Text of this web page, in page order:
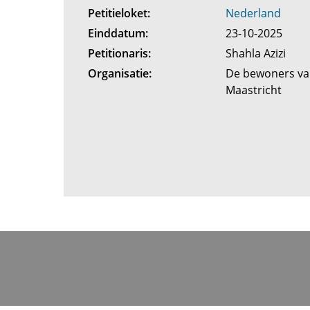
Petitieloket:
Nederland
Einddatum:
23-10-2025
Petitionaris:
Shahla Azizi
Organisatie:
De bewoners
Maastricht